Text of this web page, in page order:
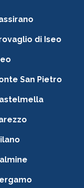
di Iseo
San Pietro